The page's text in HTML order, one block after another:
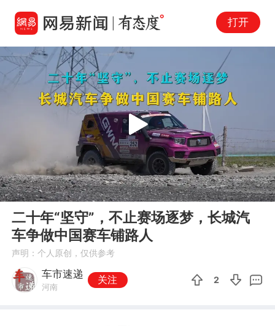
打开
00:00 02:17
Play
二十年“坚守”，不止赛场逐梦，长城汽
车争做中国赛车铺路人
声明：个人原创，仅供参考
车市速递
河南
关注 2